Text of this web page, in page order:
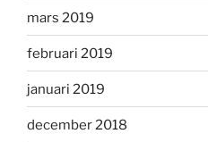
mars 2019
februari 2019
januari 2019
december 2018